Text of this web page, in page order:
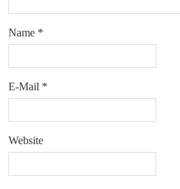
Name *
E-Mail *
Website